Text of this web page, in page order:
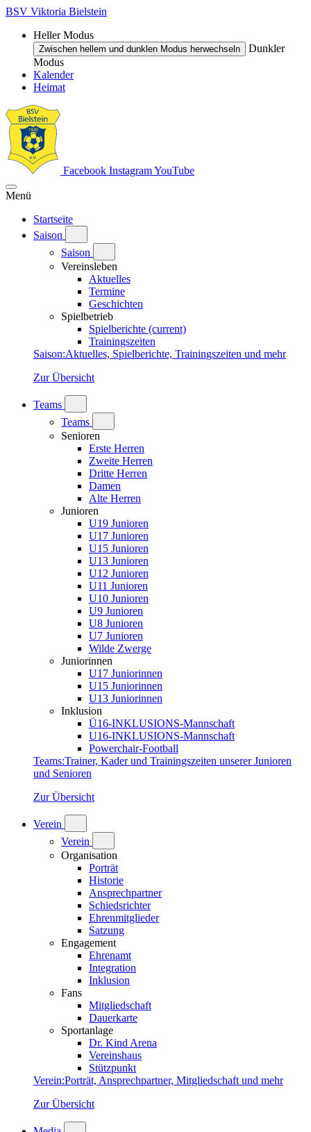
BSV Viktoria Bielstein
Heller Modus
Zwischen hellem und dunklen Modus herwechseln
Dunkler
Modus
Kalender
Heimat
Facebook InstagramYouTube
Menü
Startseite
Saison
Saison
Vereinsleben
Aktuelles
Termine
Geschichten
Spielbetrieb
Spielberichte (current)
Trainingszeiten
Saison:Aktuelles, Spielberichte, Trainingszeiten und mehr
Zur Übersicht
Teams
Teams
Senioren
Erste Herren
Zweite Herren
Dritte Herren
Damen
Alte Herren
Junioren
U19 Junioren
U17 Junioren
U15 Junioren
U13 Junioren
U12 Junioren
U11 Junioren
U10 Junioren
U9 Junioren
U8 Junioren
U7 Junioren
Wilde Zwerge
Juniorinnen
U17 Juniorinnen
U15 Juniorinnen
U13 Juniorinnen
Inklusion
Ü16-INKLUSIONS-Mannschaft
U16-INKLUSIONS-Mannschaft
Powerchair-Football
Teams:Trainer, Kader und Trainingszeiten unserer Junioren
und Senioren
Zur Übersicht
Verein
Verein
Organisation
Porträt
Historie
Ansprechpartner
Schiedsrichter
Ehrenmitglieder
Satzung
Engagement
Ehrenamt
Integration
Inklusion
Fans
Mitgliedschaft
Dauerkarte
Sportanlage
Dr. Kind Arena
Vereinshaus
Stützpunkt
Verein:Porträt, Ansprechpartner, Mitgliedschaft und mehr
Zur Übersicht